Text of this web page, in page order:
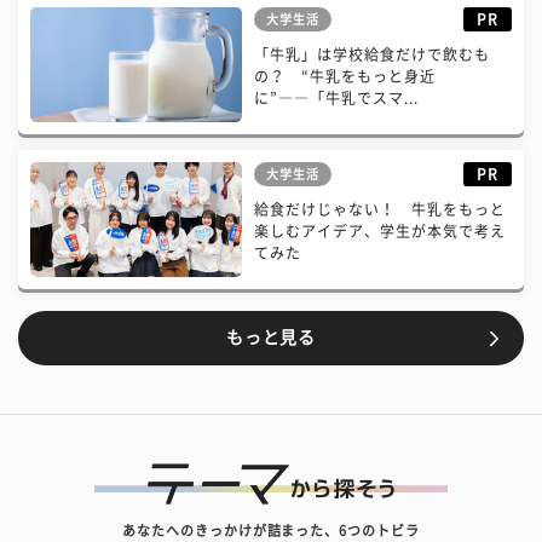
大学生活 PR
「牛乳」は学校給食だけで飲むも
の？ “牛乳をもっと身近
に”――「牛乳でスマ...
大学生活 PR
給食だけじゃない！ 牛乳をもっと
楽しむアイデア、学生が本気で考え
てみた
もっと見る
あなたへのきっかけが詰まった、6つのトビラ